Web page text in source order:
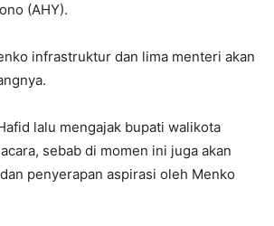
(AHY).
infrastruktur dan lima menteri akan
lalu mengajak bupati walikota
sebab di momen ini juga akan
penyerapan aspirasi oleh Menko